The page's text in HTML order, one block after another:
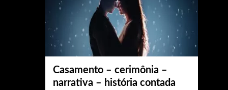
Casamento – cerimônia –
narrativa – história contada